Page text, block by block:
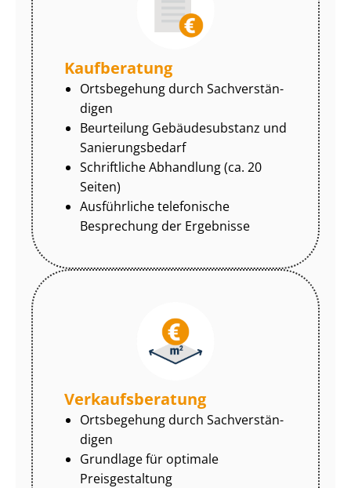
Kaufberatung
Ortsbegehung durch Sach­ver­stän­
di­gen
Beurteilung Gebäudesubstanz und
Sa­nie­rungs­be­darf
Schriftliche Abhandlung (ca. 20
Seiten)
Ausführliche telefonische
Besprechung der Ergebnisse
Ver­kaufs­be­ra­tung
Ortsbegehung durch Sach­ver­stän­
di­gen
Grundlage für optimale
Preisgestaltung